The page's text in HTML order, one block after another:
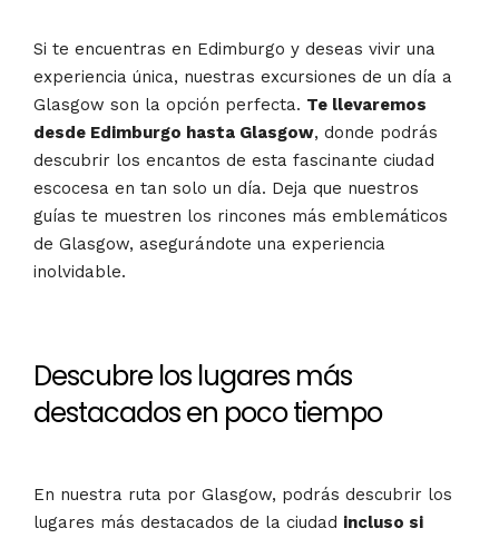
Si te encuentras en Edimburgo y deseas vivir una
experiencia única, nuestras excursiones de un día a
Glasgow son la opción perfecta. Te llevaremos
desde Edimburgo hasta Glasgow, donde podrás
descubrir los encantos de esta fascinante ciudad
escocesa en tan solo un día. Deja que nuestros
guías te muestren los rincones más emblemáticos
de Glasgow, asegurándote una experiencia
inolvidable.
Descubre los lugares más
destacados en poco tiempo
En nuestra ruta por Glasgow, podrás descubrir los
lugares más destacados de la ciudad incluso si